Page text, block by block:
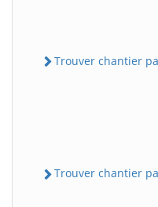
Trouver chantier
Trouver chantier